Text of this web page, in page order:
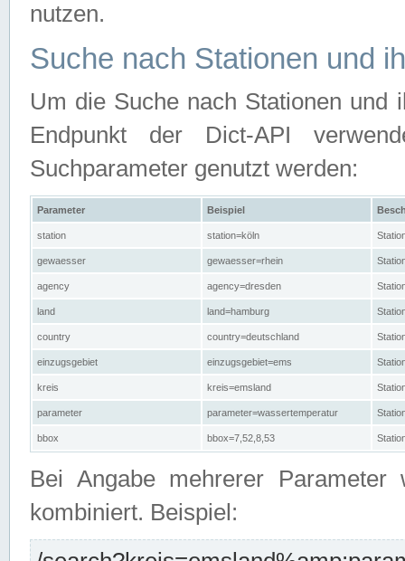
nutzen.
Suche nach Stationen und
Um die Suche nach Stationen und
Endpunkt der Dict-API
Suchparameter genutzt werden:
Parameter Beispiel
station station=köln
gewaesser gewaesser=rhein
agency agency=dresden
land land=hamburg
country country=deutschland
einzugsgebiet einzugsgebiet=ems
kreis kreis=emsland
parameter parameter=wassertemperatur
bbox bbox=7,52,8,53
Bei Angabe mehrerer Parameter
kombiniert. Beispiel: